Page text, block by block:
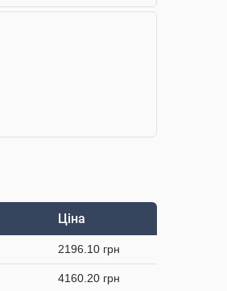
Ціна
2196.10 грн
4160.20 грн